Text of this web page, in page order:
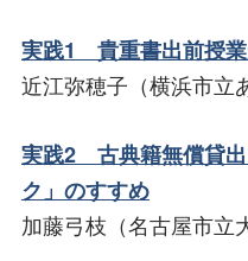
実践1 貴重書出前授業
近江弥穂子（横浜市立
実践2 古典籍無償貸
ク」のすすめ
加藤弓枝（名古屋市立